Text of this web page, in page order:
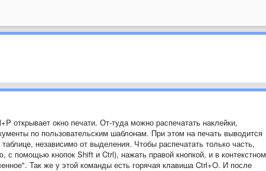
открывает окно печати. От-туда можно распечатать наклейки,
по пользовательским шаблонам. При этом на печать выводится
независимо от выделения. Чтобы распечатать только часть,
помощью кнопок Shift и Ctrl), нажать правой кнопкой, и в контекстном
Так же у этой команды есть горячая клавиша Ctrl+O. И после